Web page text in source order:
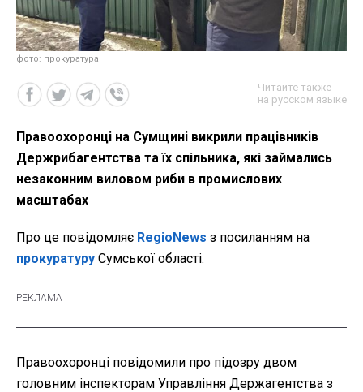
фото: прокуратура
Читайте также
на русском языке
Правоохоронці на Сумщині викрили працівників
Держрибагентства та їх спільника, які займались
незаконним виловом риби в промислових
масштабах
Про це повідомляє RegioNews з посиланням на
прокуратуру Сумської області.
Правоохоронці повідомили про підозру двом
головним інспекторам Управління Держагентства з